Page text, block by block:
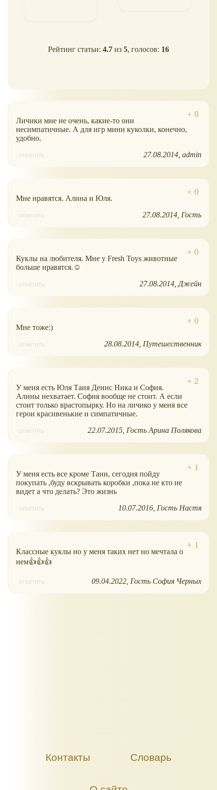
Рейтинг статьи: 4.7 из 5, голосов: 16
Личики мне не очень, какие-то они
несимпатичные. А для игр мини куколки, конечно,
удобно.
ответить 27.08.2014 admin
Мне нравятся. Алина и Юля.
ответить 27.08.2014 Гость
Куклы на любителя. Мне у Fresh Toys животные
больше нравятся.☺
ответить 27.08.2014 Джейн
Мне тоже:)
ответить 28.08.2014 Путешественник
У меня есть Юля Таня Денис Ника и София.
Алины нехватает. София вообще не стоит. А если
стоит только врастопырку. Но на личико у меня все
герои красивенькие и симпатичные.
ответить 22.07.2015 Гость Арина Полякова
У меня есть все кроме Тани, сегодня пойду
покупать ,буду вскрывать коробки ,пока не кто не
видет а что делать? Это жизнь
ответить 10.07.2016 Гость Настя
Классные куклы но у меня таких нет но мечтала о
нем👍👍👍
ответить 09.04.2022 Гость София Черных
Контакты Словарь